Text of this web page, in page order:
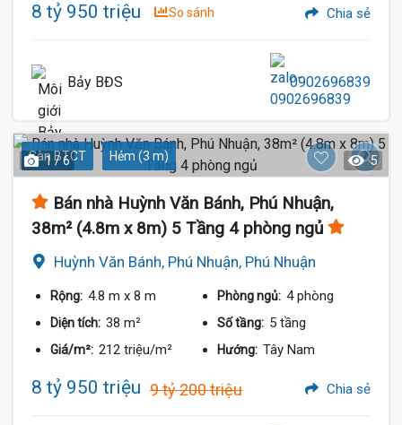
8 tỷ 950 triệu So sánh Chia sẻ
Bảy BĐS 0902696839
Sàn BTCT Hẻm (3 m)
1 / 6 5
Bán nhà Huỳnh Văn Bánh, Phú Nhuận,
38m² (4.8m x 8m) 5 Tầng 4 phòng ngủ
Huỳnh Văn Bánh, Phú Nhuận, Phú Nhuận
Rộng: 4.8 m x 8 m Phòng ngủ: 4 phòng
Diện tích: 38 m² Số tầng: 5 tầng
Giá/m²: 212 triệu/m² Hướng: Tây Nam
8 tỷ 950 triệu 9 tỷ 200 triệu Chia sẻ